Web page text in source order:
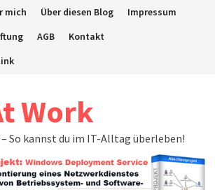
mich Über diesen Blog
Impressum
AGB
Kontakt
Work
So kannst du im IT-Alltag überleben!